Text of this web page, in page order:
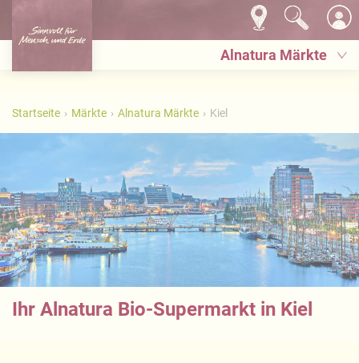
Alnatura Märkte
Startseite Märkte Alnatura Märkte Kiel
Ihr Alnatura Bio-Supermarkt in Kiel